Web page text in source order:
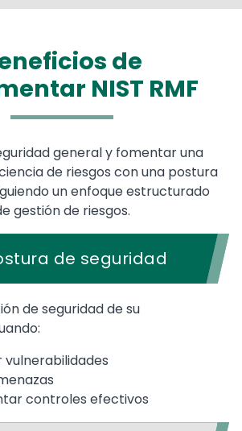
de
NIST RMF
general y fomentar una
de riesgos con una postura
un enfoque estructurado
gestión de riesgos.
de seguridad
de seguridad de su
vulnerabilidades
controles efectivos